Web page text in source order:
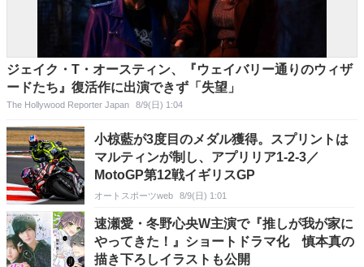
ジェイク・T・オースティン、『ウェイバリー通りのウィザ
ードたち』復活作に出演できず「失望」
The Hollywood Reporter Japan 8/9(日) 1:04
小椋藍が3度目のメダル獲得。スプリントは
マルティンが制し、アプリリア1-2-3／
MotoGP第12戦イギリスGP
オートスポーツweb 8/9(日) 1:01
速瀬愛・冬野心央W主演で『推しが我が家に
やってきた！』ショートドラマ化 慎本真の
描き下ろしイラストも公開